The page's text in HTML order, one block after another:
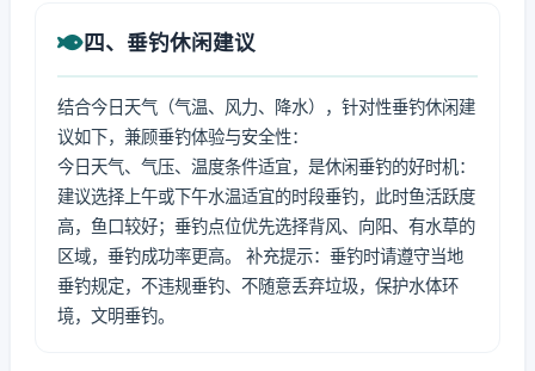
四、垂钓休闲建议
结合今日天气（气温、风力、降水），针对性垂钓休闲建
议如下，兼顾垂钓体验与安全性：
今日天气、气压、温度条件适宜，是休闲垂钓的好时机：
建议选择上午或下午水温适宜的时段垂钓，此时鱼活跃度
高，鱼口较好；垂钓点位优先选择背风、向阳、有水草的
区域，垂钓成功率更高。 补充提示：垂钓时请遵守当地
垂钓规定，不违规垂钓、不随意丢弃垃圾，保护水体环
境，文明垂钓。